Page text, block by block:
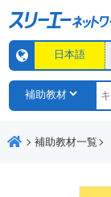
日本語
補助教材一覧